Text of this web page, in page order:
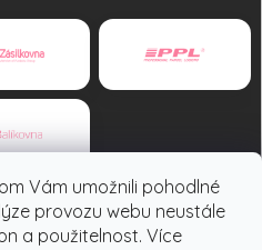
Vám umožnili pohodlné
provozu webu neustále
a použitelnost. Více